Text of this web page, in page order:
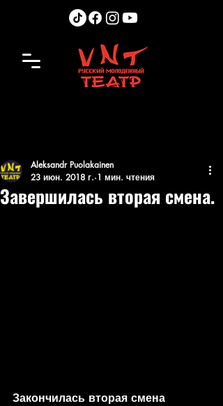
Завершилась вторая смена.
Aleksandr Puolakainen
23 июн. 2018 г. 1 мин. чтения
Закончилась вторая смена